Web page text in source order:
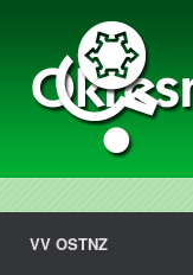
VV OSTNZ